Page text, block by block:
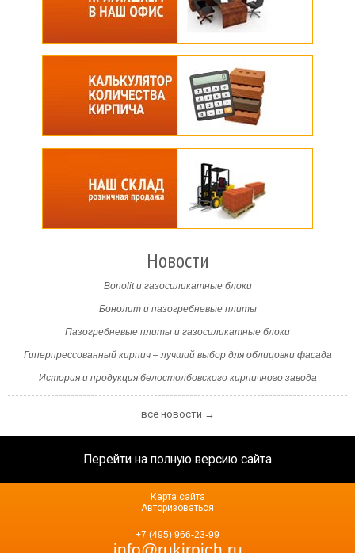
Новости
Bonolit и газосиликатные блоки
Бонолит и пазогребневые плиты
Пазогребневые плиты и газосиликатные блоки
Гиперпрессованный кирпич – лучший выбор для облицовки фасада
История и продукция белостолбовского кирпичного завода
все новости →
Перейти на полную версию сайта
+7 (495) 966-23-99
Карта сайта
Авторизоваться